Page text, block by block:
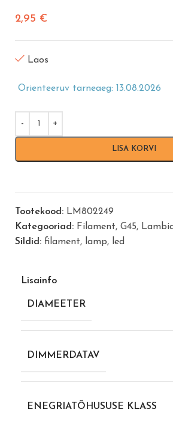
2,95 €
Laos
Orienteeruv tarneaeg: 13.08.2026
LISA KORVI
Tootekood: LM802249
Kategooriad: Filament, G45,
Sildid: filament, lamp, led
Lisainfo
DIAMEETER
DIMMERDATAV
ENEGRIATÕHUSUSE KLASS